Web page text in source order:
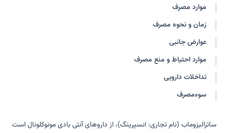
موارد مصرف
زمان و نحوه مصرف
عوارض جانبی
موارد احتیاط و منع مصرف
تداخلات دارویی
سوءمصرف
ساترالیزوماب (نام تجاری: انسپرینگ)، از داروهای آنتی بادی مونوکلونال است